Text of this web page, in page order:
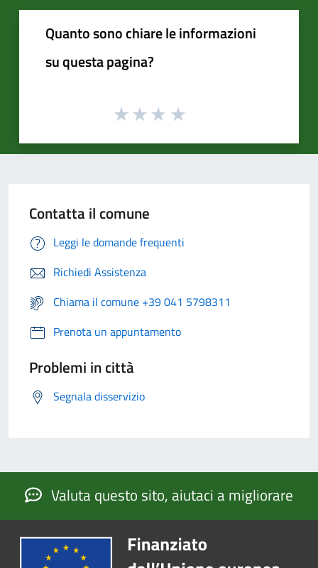
Quanto sono chiare le informazioni
su questa pagina?
Contatta il comune
Leggi le domande frequenti
Richiedi Assistenza
Chiama il comune +39 041 5798311
Prenota un appuntamento
Problemi in città
Segnala disservizio
Valuta questo sito, aiutaci a migliorare